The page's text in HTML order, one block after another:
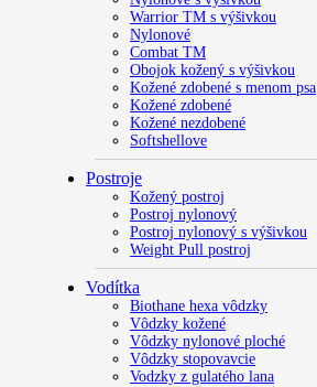
Warrior TM s výšivkou
Nylonové
Combat TM
Obojok kožený s výšivkou
Kožené zdobené s menom psa
Kožené zdobené
Kožené nezdobené
Softshellove
Postroje
Kožený postroj
Postroj nylonový
Postroj nylonový s výšivkou
Weight Pull postroj
Vodítka
Biothane hexa vôdzky
Vôdzky kožené
Vôdzky nylonové ploché
Vôdzky stopovavcie
Vodzky z gulatého lana